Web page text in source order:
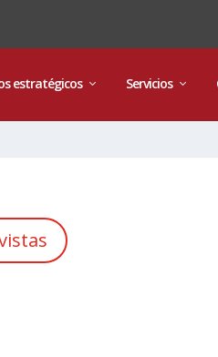
estratégicos Servicios